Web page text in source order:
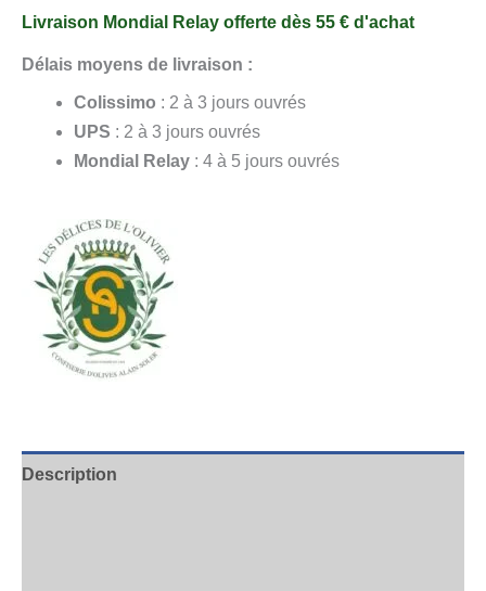
Livraison Mondial Relay offerte dès 55 € d'achat
Délais moyens de livraison :
Colissimo : 2 à 3 jours ouvrés
UPS : 2 à 3 jours ouvrés
Mondial Relay : 4 à 5 jours ouvrés
Description